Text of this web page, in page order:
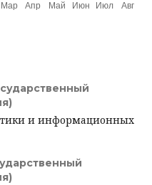
и информационных